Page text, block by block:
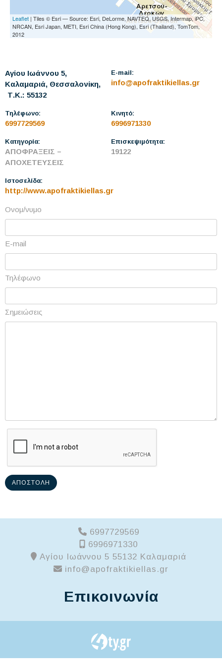
Leaflet | Tiles © Esri — Source: Esri, DeLorme, NAVTEQ, USGS, Intermap, iPC,
NRCAN, Esri Japan, METI, Esri China (Hong Kong), Esri (Thailand), TomTom,
2012
Ονομ/νυμο
E-mail
Τηλέφωνο
Σημειώσεις
ΑΠΟΣΤΟΛΉ
Αγίου Ιωάννου 5,
Καλαμαριά, Θεσσαλονίκη,
Τ.Κ.: 55132
Τηλέφωνο:
6997729569
Κινητό:
6996971330
E-mail:
info@apofraktikiellas.gr
Κατηγορία:
ΑΠΟΦΡΑΞΕΙΣ –
ΑΠΟΧΕΤΕΥΣΕΙΣ
Επισκεψιμότητα:
19122
Ιστοσελίδα:
http://www.apofraktikiellas.gr
Επικοινωνία
6997729569
6996971330
Αγίου Ιωάννου 5 55132 Καλαμαριά
info@apofraktikiellas.gr